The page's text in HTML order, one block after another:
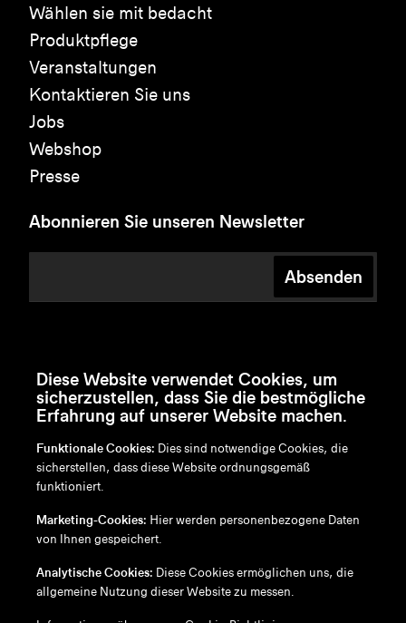
Wählen sie mit bedacht
Produktpflege
Veranstaltungen
Kontaktieren Sie uns
Jobs
Webshop
Presse
Abonnieren Sie unseren Newsletter
Absenden
en/nl/fr/de
Disclaimer
Cookie-Richtlinie
Diese Website verwendet Cookies, um
sicherzustellen, dass Sie die bestmögliche
Erfahrung auf unserer Website machen.
Funktionale Cookies: Dies sind notwendige Cookies, die
sicherstellen, dass diese Website ordnungsgemäß
funktioniert.
Marketing-Cookies: Hier werden personenbezogene Daten
von Ihnen gespeichert.
Analytische Cookies: Diese Cookies ermöglichen uns, die
allgemeine Nutzung dieser Website zu messen.